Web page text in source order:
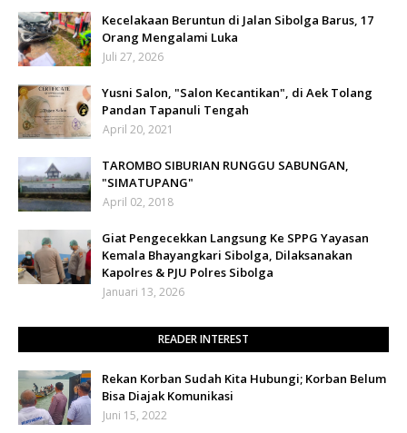
Kecelakaan Beruntun di Jalan Sibolga Barus, 17
Orang Mengalami Luka
Juli 27, 2026
Yusni Salon, "Salon Kecantikan", di Aek Tolang
Pandan Tapanuli Tengah
April 20, 2021
TAROMBO SIBURIAN RUNGGU SABUNGAN,
"SIMATUPANG"
April 02, 2018
Giat Pengecekkan Langsung Ke SPPG Yayasan
Kemala Bhayangkari Sibolga, Dilaksanakan
Kapolres & PJU Polres Sibolga
Januari 13, 2026
READER INTEREST
Rekan Korban Sudah Kita Hubungi; Korban Belum
Bisa Diajak Komunikasi
Juni 15, 2022